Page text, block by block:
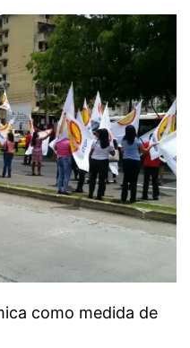
como medida de